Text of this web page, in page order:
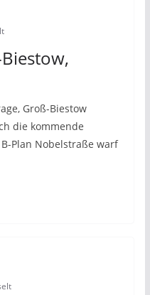
Groß-Biestow
die kommende
Plan Nobelstraße warf